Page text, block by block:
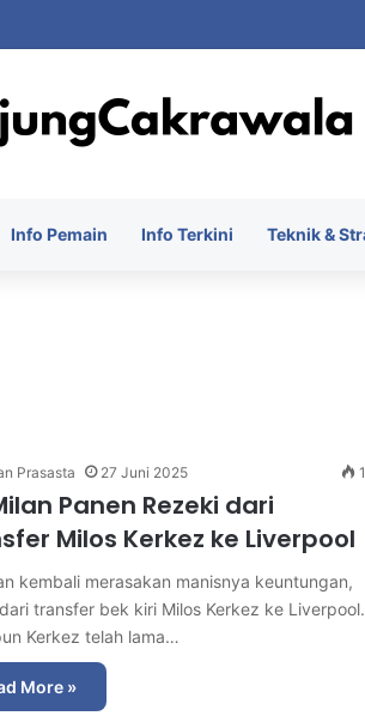
dengan Merebut Posisi Ketiga
Info Pemain Info Terkini Teknik &
Prasasta 27 Juni 2025
Panen Rezeki dari
Milos Kerkez ke Liverpool
kembali merasakan manisnya keuntungan,
transfer bek kiri Milos Kerkez ke Liverpool.
Kerkez telah lama…
More »